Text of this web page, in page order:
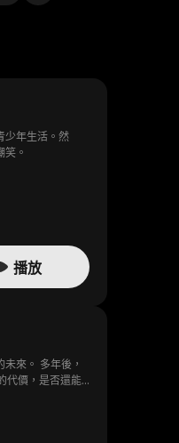
少年生活。然
。
播放
年後，